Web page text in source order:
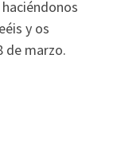
y os
de marzo.